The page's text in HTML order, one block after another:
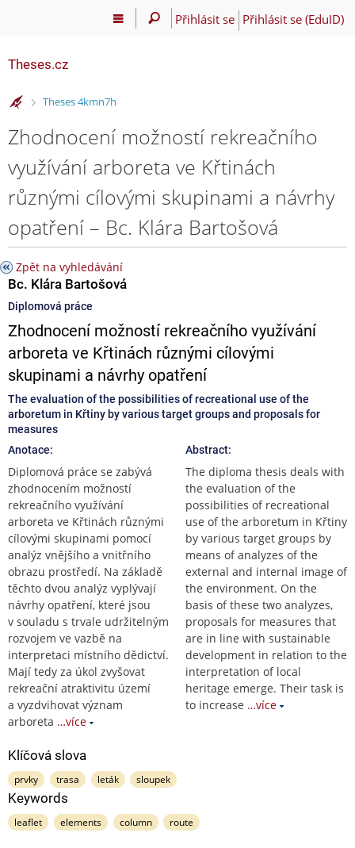
Přihlásit se Přihlásit se (EduID)
Theses.cz
>
Theses 4kmn7h
Zhodnocení možností rekreačního
využívání arboreta ve Křtinách
různými cílovými skupinami a návrhy
opatření – Bc. Klára Bartošová
Zpět na vyhledávání
Bc. Klára Bartošová
Diplomová práce
Zhodnocení možností rekreačního využívání
arboreta ve Křtinách různými cílovými
skupinami a návrhy opatření
The evaluation of the possibilities of recreational use of the
arboretum in Křtiny by various target groups and proposals for
measures
Anotace:
Diplomová práce se zabývá
zhodnocením možností
rekreačního využívání
arboreta ve Křtinách různými
cílovými skupinami pomocí
analýz vnějšího a vnitřního
obrazu prostředí. Na základě
těchto dvou analýz vyplývají
návrhy opatření, které jsou
v souladu s trvale udržitelným
rozvojem ve vazbě na
interpretaci místního dědictví.
Mají tedy za úkol zvyšovat
rekreační atraktivitu území
a vyzdvihovat význam
arboreta …více
Abstract:
The diploma thesis deals with
the evaluation of the
possibilities of recreational
use of the arboretum in Křtiny
by various target groups by
means of analyzes of the
external and internal image of
the environment. On the
basis of these two analyzes,
proposals for measures that
are in line with sustainable
development in relation to the
interpretation of local
heritage emerge. Their task is
to increase …více
Klíčová slova
prvky trasa leták sloupek
Keywords
leaflet elements column route